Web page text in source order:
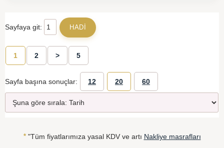
Sayfaya git:
1 2 > 5
Sayfa başına sonuçlar: 12 20 60
*"Tüm fiyatlarımıza yasal KDV ve artı Nakliye masrafları